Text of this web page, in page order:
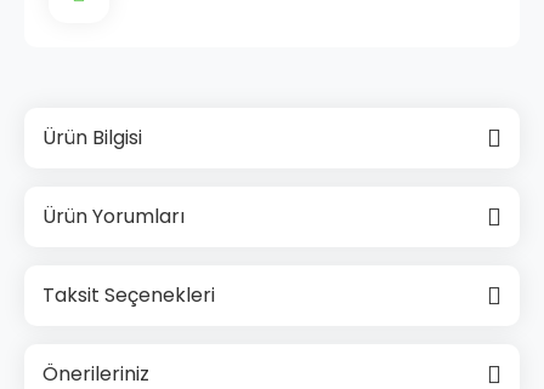
Ürün Bilgisi
Ürün Yorumları
Taksit Seçenekleri
Önerileriniz